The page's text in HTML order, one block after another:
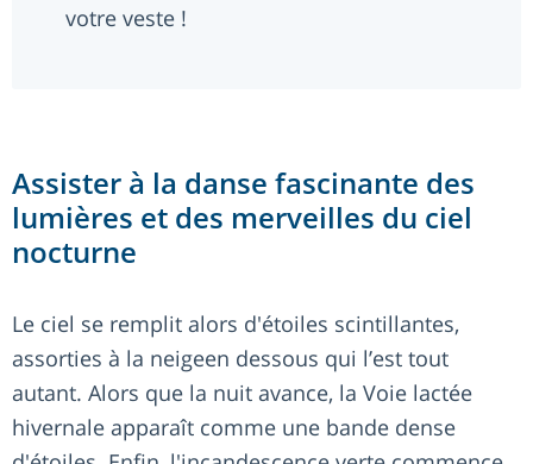
votre veste !
Assister à la danse fascinante des
lumières et des merveilles du ciel
nocturne
Le ciel se remplit alors d'étoiles scintillantes,
assorties à la neigeen dessous qui l’est tout
autant. Alors que la nuit avance, la Voie lactée
hivernale apparaît comme une bande dense